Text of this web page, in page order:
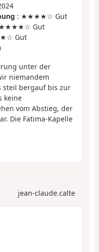
: ★★★★☆ Gut
Gut
Gut
unter der
niemandem
steil bergauf bis zur
keine
vom Abstieg, der
Die Fatima-Kapelle
jean-claude.calte